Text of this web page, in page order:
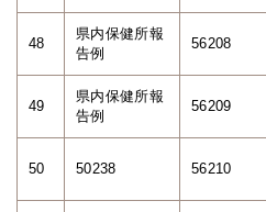
48
県内保健所報
告例
56208
49
県内保健所報
告例
56209
50 50238 56210